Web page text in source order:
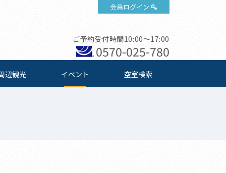
会員ログイン
ご予約受付時間10:00～17:00
0570-025-780
辺観光 イベント 空室検索